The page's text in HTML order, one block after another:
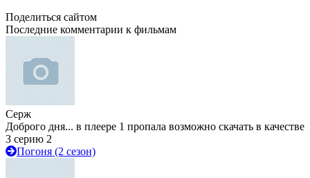
Поделиться сайтом
Последние комментарии к фильмам
Серж
Доброго дня... в плеере 1 пропала возможно скачать в качестве
3 серию 2
Погоня (2 сезон)